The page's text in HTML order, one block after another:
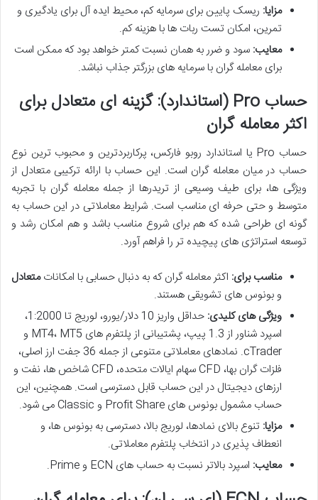
مزایا: ریسک پایین برای سرمایه کم، محیط ایده آل برای یادگیری و
تمرین، امکان تست ربات ها با هزینه کم.
معایب: سود و ضرر به همان نسبت کمتر خواهد بود که ممکن است
برای معامله گران با سرمایه های بزرگتر جذاب نباشد.
حساب Pro (استاندارد): گزینه ای متعادل برای
اکثر معامله گران
حساب Pro یا استاندارد روبو فارکس، پرکاربردترین و محبوب ترین نوع
حساب در میان معامله گران است. این حساب با ارائه ترکیبی متعادل از
ویژگی ها، برای طیف وسیعی از تریدرها از جمله معامله گران با تجربه
متوسط و حتی حرفه ای مناسب است. شرایط معاملاتی در این حساب به
گونه ای طراحی شده که هم برای شروع مناسب باشد و هم امکان رشد و
توسعه استراتژی های پیچیده تر را فراهم آورد.
مناسب برای: اکثر معامله گران که به دنبال حسابی با امکاناتمتعادل
و بونوس های تشویقی هستند.
ویژگی های کلیدی:
حداقل واریز 10 دلار/یورو، لوریج تا 1:2000،
اسپرد شناور از 1.3 پیپ، پشتیبانی از پلتفرم های MT4، MT5 و
cTrader. نمادهای معاملاتی متنوعی از جمله 36 جفت ارز اصلی،
فلزات گران بها، CFD سهام ایالات متحده، CFD شاخص ها، نفت و
ارزهای دیجیتال در این حساب قابل دسترسی است. همچنین، این
حساب مشمول بونوس های Profit Share و Classic می شود.
مزایا: تنوع بالای نمادها، لوریج بالا، دسترسی به بونوس ها، و
انعطاف پذیری در انتخاب پلتفرم معاملاتی.
معایب: اسپرد بالاتر نسبت به حساب های ECN و Prime.